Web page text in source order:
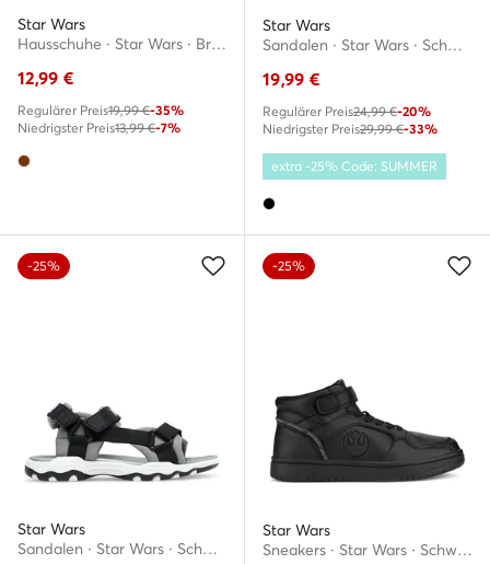
Star Wars
Hausschuhe · Star Wars · Braun
12,99 €
Regulärer Preis19,99 €-35%
Niedrigster Preis13,99 €-7%
Star Wars
Sandalen · Star Wars · Schwarz
19,99 €
Regulärer Preis24,99 €-20%
Niedrigster Preis29,99 €-33%
extra -25% Code: SUMMER
-25%
Star Wars
Sandalen · Star Wars · Schwarz
-25%
Star Wars
Sneakers · Star Wars · Schwarz